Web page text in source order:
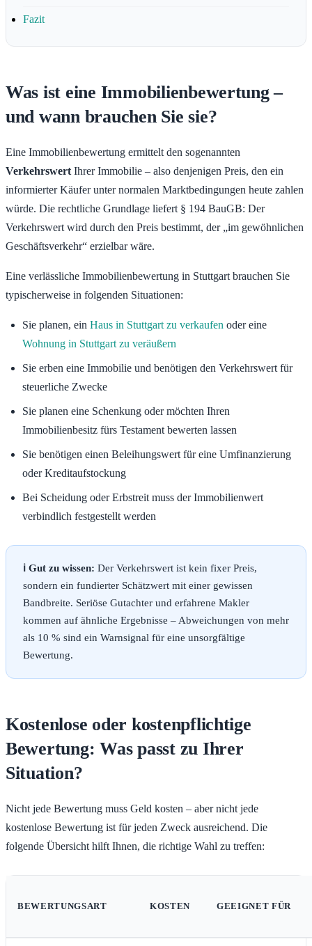
Fazit
Was ist eine Immobilienbewertung –
und wann brauchen Sie sie?
Eine Immobilienbewertung ermittelt den sogenannten
Verkehrswert Ihrer Immobilie – also denjenigen Preis, den ein
informierter Käufer unter normalen Marktbedingungen heute zahlen
würde. Die rechtliche Grundlage liefert § 194 BauGB: Der
Verkehrswert wird durch den Preis bestimmt, der „im gewöhnlichen
Geschäftsverkehr“ erzielbar wäre.
Eine verlässliche Immobilienbewertung in Stuttgart brauchen Sie
typischerweise in folgenden Situationen:
Sie planen, ein Haus in Stuttgart zu verkaufen oder eine
Wohnung in Stuttgart zu veräußern
Sie erben eine Immobilie und benötigen den Verkehrswert für
steuerliche Zwecke
Sie planen eine Schenkung oder möchten Ihren
Immobilienbesitz fürs Testament bewerten lassen
Sie benötigen einen Beleihungswert für eine Umfinanzierung
oder Kreditaufstockung
Bei Scheidung oder Erbstreit muss der Immobilienwert
verbindlich festgestellt werden
ℹ️ Gut zu wissen: Der Verkehrswert ist kein fixer Preis,
sondern ein fundierter Schätzwert mit einer gewissen
Bandbreite. Seriöse Gutachter und erfahrene Makler
kommen auf ähnliche Ergebnisse – Abweichungen von mehr
als 10 % sind ein Warnsignal für eine unsorgfältige
Bewertung.
Kostenlose oder kostenpflichtige
Bewertung: Was passt zu Ihrer
Situation?
Nicht jede Bewertung muss Geld kosten – aber nicht jede
kostenlose Bewertung ist für jeden Zweck ausreichend. Die
folgende Übersicht hilft Ihnen, die richtige Wahl zu treffen:
BEWERTUNGSART KOSTEN GEEIGNET FÜR